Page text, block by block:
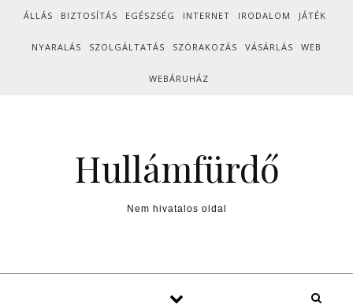
Skip to content
ÁLLÁS BIZTOSÍTÁS EGÉSZSÉG INTERNET IRODALOM JÁTÉK
NYARALÁS SZOLGÁLTATÁS SZÓRAKOZÁS VÁSÁRLÁS WEB
WEBÁRUHÁZ
Hullámfürdő
Nem hivatalos oldal